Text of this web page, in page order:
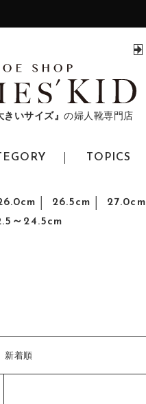
きいサイズ』 の婦人靴専門店
TOPICS
26.5cm 27.0cm
～24.5cm
新着順